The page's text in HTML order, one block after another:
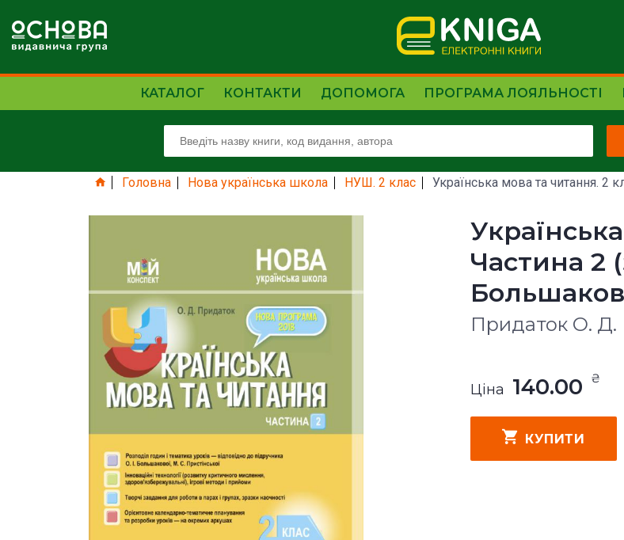
КАТАЛОГ КОНТАКТИ ДОПОМОГА ПРОГРАМА ЛОЯЛЬНОСТІ
Головна Нова українська школа НУШ. 2 клас Українська мова та читання. 2
Частина 2
Придаток О. Д.
Ціна 140.00 ₴
КУПИТИ